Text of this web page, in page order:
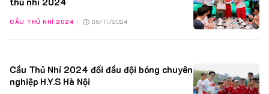
Trình diễn mở màn (First Face) trong chương trình Love Story 03.
+3
Sắc Á Đông.
29/09/2024 +1
CẦU THỦ NHÍ 2024 05/11/2024
Cầu Thủ Nhí 2024 đối đầu đội bóng chuyên
nghiệp H.Y.S Hà Nội